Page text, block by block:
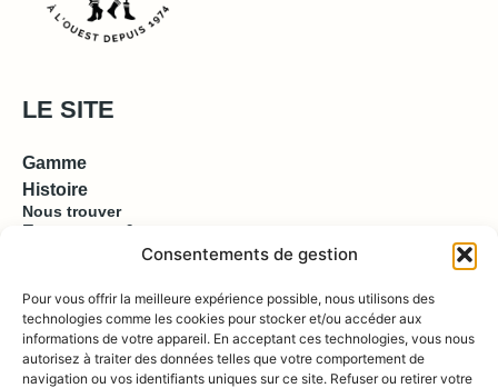
Consentements de gestion
Pour vous offrir la meilleure expérience possible, nous utilisons des
technologies comme les cookies pour stocker et/ou accéder aux
informations de votre appareil. En acceptant ces technologies, vous nous
autorisez à traiter des données telles que votre comportement de
navigation ou vos identifiants uniques sur ce site. Refuser ou retirer votre
LE SITE
Gamme
Histoire
Nous trouver
Espace pro & presse
EN SAVOIR PLUS
Contact
Compte
Boutique